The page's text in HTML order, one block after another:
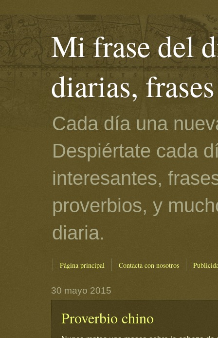
Mi frase del
diarias,
Cada día una
Despiértate cada
interesantes,
proverbios, y
diaria.
Página principal Contacta con nosotros
30 mayo 2015
Proverbio chino